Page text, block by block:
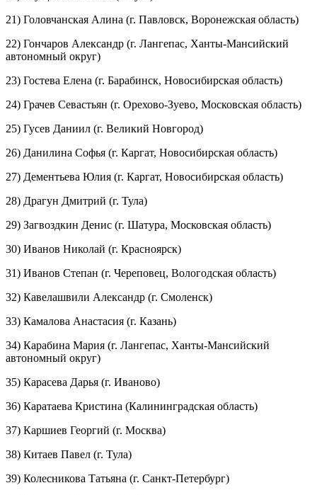
21) Головчанская Алина (г. Павловск, Воронежская область)
22) Гончаров Александр (г. Лангепас, Ханты-Мансийский
автономный округ)
23) Гостева Елена (г. Барабинск, Новосибирская область)
24) Грачев Севастьян (г. Орехово-Зуево, Московская область)
25) Гусев Даниил (г. Великий Новгород)
26) Данилина Софья (г. Каргат, Новосибирская область)
27) Дементьева Юлия (г. Каргат, Новосибирская область)
28) Драгун Дмитрий (г. Тула)
29) Загвоздкин Денис (г. Шатура, Московская область)
30) Иванов Николай (г. Красноярск)
31) Иванов Степан (г. Череповец, Вологодская область)
32) Кавелашвили Александр (г. Смоленск)
33) Камалова Анастасия (г. Казань)
34) Карабина Мария (г. Лангепас, Ханты-Мансийский
автономный округ)
35) Карасева Дарья (г. Иваново)
36) Каратаева Кристина (Калининградская область)
37) Каршиев Георгий (г. Москва)
38) Китаев Павел (г. Тула)
39) Колесникова Татьяна (г. Санкт-Петербург)